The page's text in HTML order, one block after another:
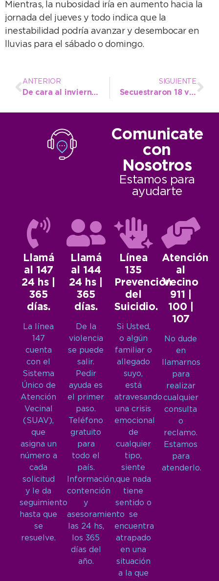
Mientras, la nubosidad iría en aumento hacia la
jornada del jueves y todo indica que la
inestabilidad podría avanzar y desembocar en
lluvias para el sábado o domingo.
ANTERIOR
De cara al invierno, vecinos de la Ribera destacan repaso de calles
SIGUIENTE
Secuestraron 18 vehículos por falta de documentación
Comunicate
con
Nosotros
Estamos para
ayudarte
Llamá
al 147
24 hs |
365
días.
La línea
147
cuenta
con el
Sistema
Único de
Atención
Vecinal
(SUAV),
que
asigna un
número a
cada
solicitud
y le da
seguimiento
hasta que
se
resuelve.
Llamá
al 144
24 hs |
365
días.
De la
violencia
se puede
salir.
Pedir
ayuda es
el primer
paso.
Teléfono
gratuito
para
todo el
país.
Información,
contención
y
asesoramiento
las 24 hs,
los 365
días del
año.
Línea
135
Prevención
del
Suicidio.
Si Usted,
o algún
familiar o
allegado
suyo,
está
atravesando
una crisis
emocional
de
cualquier
tipo,
siente
que nada
tiene
sentido o
se
encuentra
atrapado
en una
situación
a la que
Atención
al
Vecino
911 |
100 |
107
No dude
en
llamarnos
para
realizar
cualquier
consulta
o
reclamo.
Estamos
para
atenderlo.